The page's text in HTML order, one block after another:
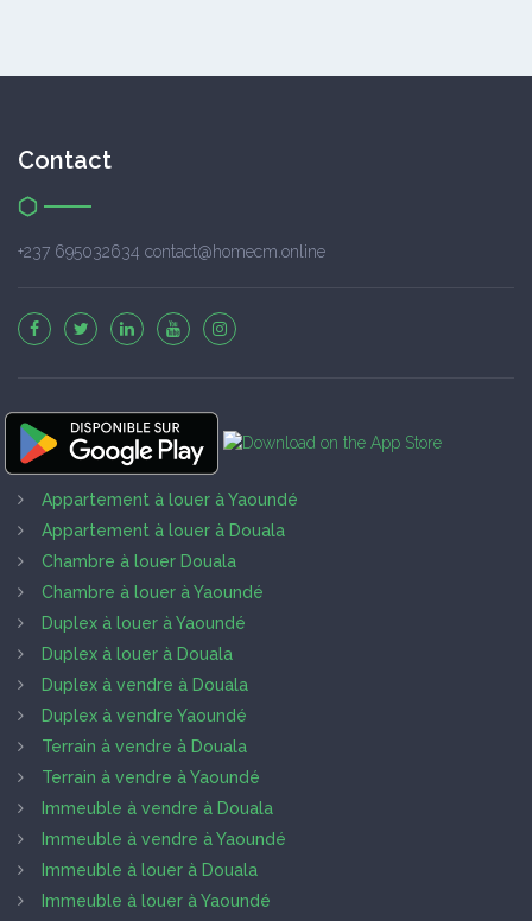
Contact
+237 695032634 contact@homecm.online
Appartement à louer à Yaoundé
Appartement à louer à Douala
Chambre à louer Douala
Chambre à louer à Yaoundé
Duplex à louer à Yaoundé
Duplex à louer à Douala
Duplex à vendre à Douala
Duplex à vendre Yaoundé
Terrain à vendre à Douala
Terrain à vendre à Yaoundé
Immeuble à vendre à Douala
Immeuble à vendre à Yaoundé
Immeuble à louer à Douala
Immeuble à louer à Yaoundé